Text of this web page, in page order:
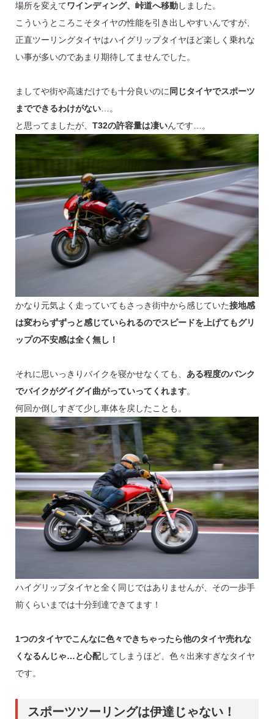
場所を変えてワインディング、峠道へ移動しました。
こういうところこそタイヤの性能を引き出しやすいんですが、
正直ツーリングタイヤはハイグリップタイヤほど楽しく乗れな
い事が多いのであまり期待してませんでした。
ましてや街や高速だけでも十分良いのに同じタイヤでスポーツ
までできるわけがない…。
と思ってましたが、 T32の許容量は凄いんです…。
かなり元気よく走っていてもさっき街中から感じていた接地感
は変わらずずっと感じていられるのでスピードを上げてもグリ
ップの不安感は全く無し！
それに思いっきりバイクを寝かせなくても、 ある程度のバンク
でバイクがグイグイ曲がっていってくれます。
何回か倒しすぎて少し車体を戻したことも。
ハイグリップタイヤと全く同じではありませんが、その一歩手
前くらいまでは十分到達できてます！
1つのタイヤでこんなに色々できちゃったら他のタイヤ売れな
くなるんじゃ…と心配してしまうほど、色々出来すぎなタイヤ
です。
スポーツツーリングは伊達じゃない！